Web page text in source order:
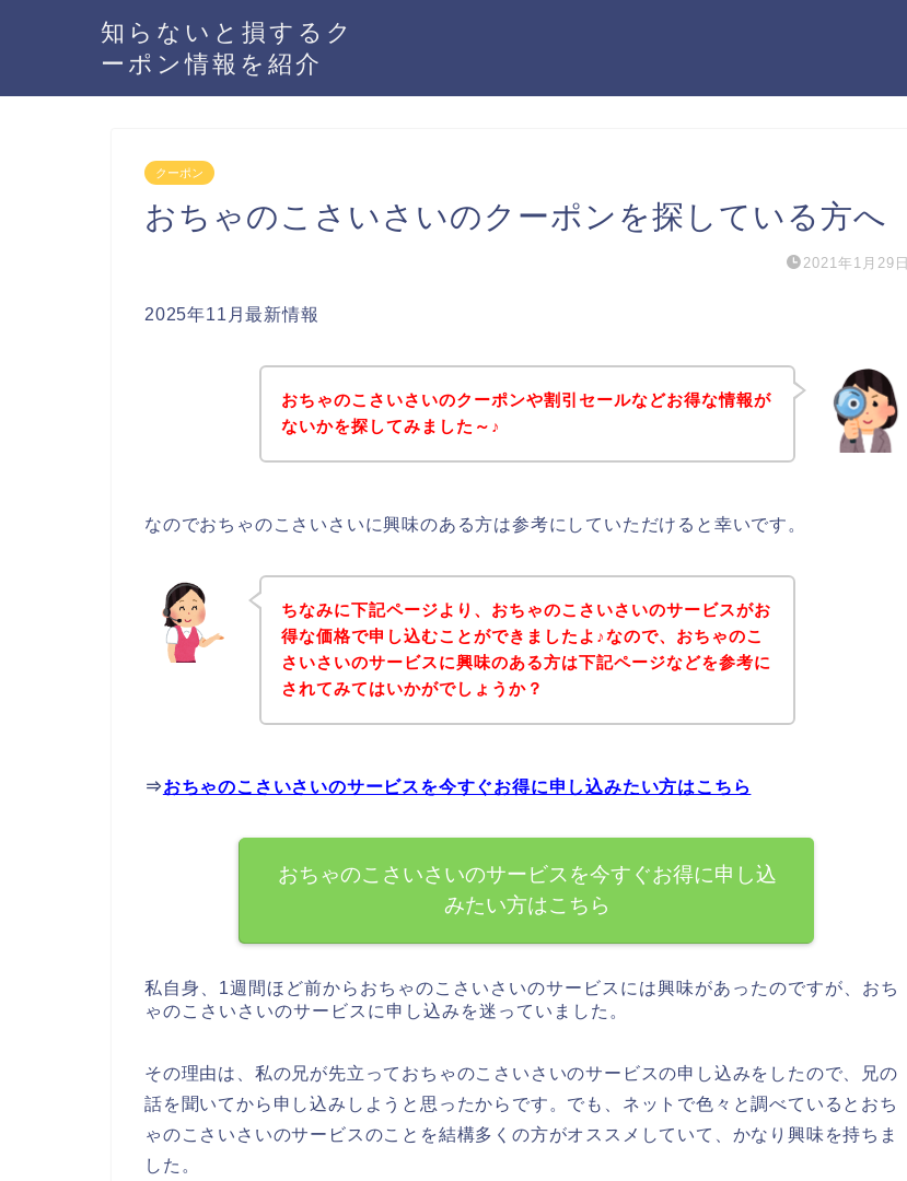
知らないと損するク
ーポン情報を紹介
クーポン
おちゃのこさいさいのクーポンを探している方へ
2021年1月29日
2025年11月最新情報
おちゃのこさいさいのクーポンや割引セールなどお得な情報が
ないかを探してみました～♪
なのでおちゃのこさいさいに興味のある方は参考にしていただけると幸いです。
ちなみに下記ページより、おちゃのこさいさいのサービスがお
得な価格で申し込むことができましたよ♪なので、おちゃのこ
さいさいのサービスに興味のある方は下記ページなどを参考に
されてみてはいかがでしょうか？
⇒おちゃのこさいさいのサービスを今すぐお得に申し込みたい方はこちら
おちゃのこさいさいのサービスを今すぐお得に申し込
みたい方はこちら
私自身、1週間ほど前からおちゃのこさいさいのサービスには興味があったのですが、おち
ゃのこさいさいのサービスに申し込みを迷っていました。
その理由は、私の兄が先立っておちゃのこさいさいのサービスの申し込みをしたので、兄の
話を聞いてから申し込みしようと思ったからです。でも、ネットで色々と調べているとおち
ゃのこさいさいのサービスのことを結構多くの方がオススメしていて、かなり興味を持ちま
した。